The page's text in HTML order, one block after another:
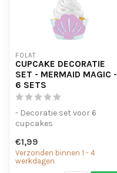
FOLAT
CUPCAKE DECORATIE
SET - MERMAID MAGIC -
6 SETS
- Decoratie set voor 6
cupcakes
€1,99
Verzonden binnen 1 - 4
werkdagen